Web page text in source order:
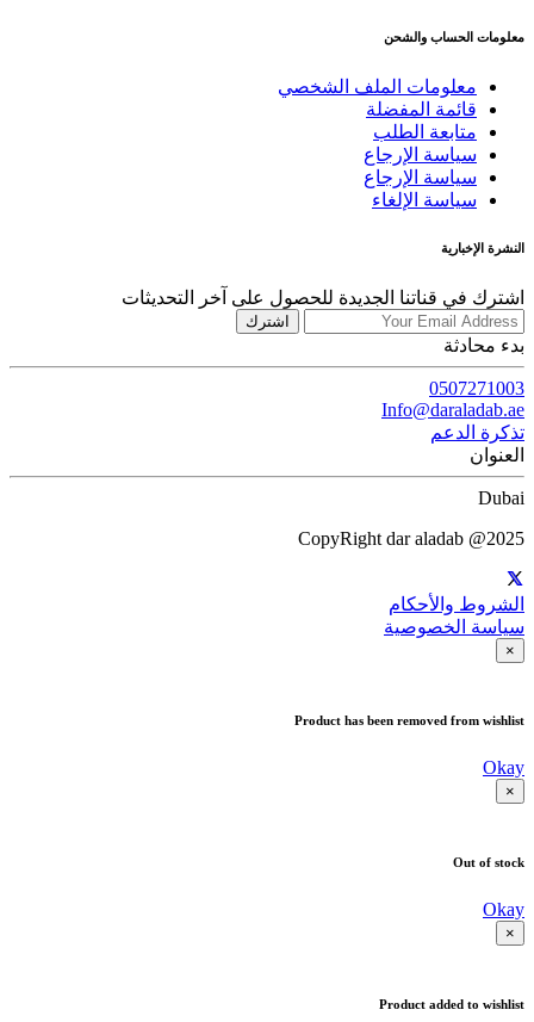
معلومات الحساب والشحن
معلومات الملف الشخصي
قائمة المفضلة
متابعة الطلب
سياسة الإرجاع
سياسة الإرجاع
سياسة الإلغاء
النشرة الإخبارية
اشترك في قناتنا الجديدة للحصول على آخر التحديثات
اشترك
بدء محادثة
0507271003
Info@daraladab.ae
تذكرة الدعم
العنوان
Dubai
CopyRight dar aladab @2025
الشروط والأحكام
سياسة الخصوصية
×
Product has been removed from wishlist
Okay
×
Out of stock
Okay
×
Product added to wishlist